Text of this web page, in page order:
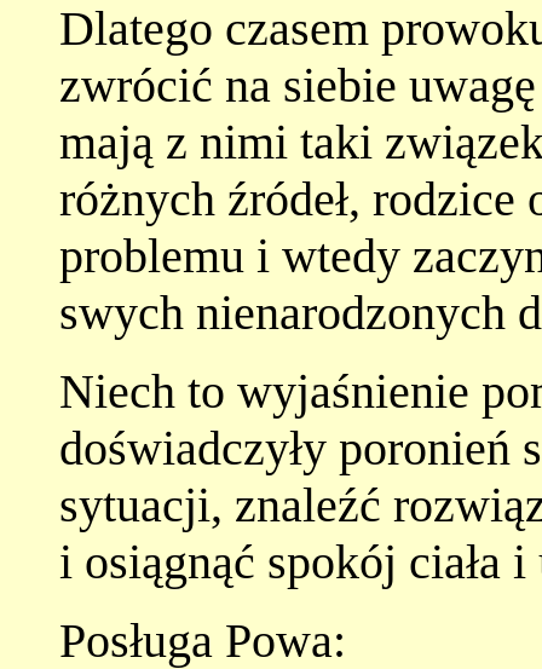
Dlatego czasem
zwrócić na siebie
mają z nimi taki
różnych źródeł, rodzice
problemu i wtedy
swych nienarodzonych
Niech to wyjaśnienie
doświadczyły poronień
sytuacji, znaleźć
i osiągnąć spokój ciała i
Posługa Powa: